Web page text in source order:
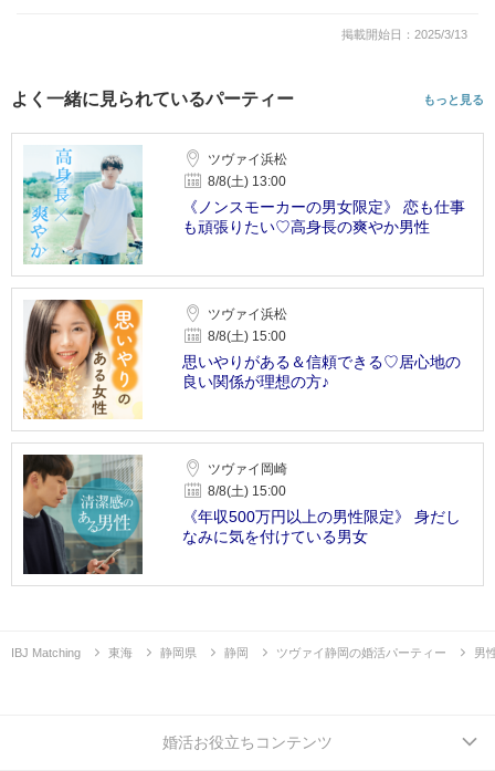
掲載開始日：2025/3/13
よく一緒に見られているパーティー もっと見る
ツヴァイ浜松
8/8(土) 13:00
《ノンスモーカーの男女限定》 恋も仕事
も頑張りたい♡高身長の爽やか男性
ツヴァイ浜松
8/8(土) 15:00
思いやりがある＆信頼できる♡居心地の
良い関係が理想の方♪
ツヴァイ岡崎
8/8(土) 15:00
《年収500万円以上の男性限定》 身だし
なみに気を付けている男女
IBJ Matching 東海 静岡県 静岡 ツヴァイ静岡の婚活パーティー 男
婚活お役立ちコンテンツ